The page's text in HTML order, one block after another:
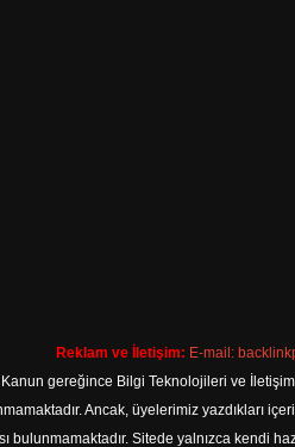
Reklam ve İletişim: E-mail:
Kanun gereğince Bilgi Teknolojileri ve
Ancak, üyelerimiz yazdıkları
bulunmamaktadır. Sitede yalnızca kendi